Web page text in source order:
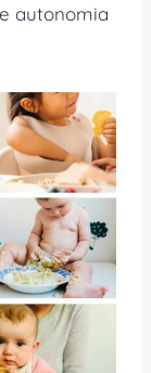
autonomia